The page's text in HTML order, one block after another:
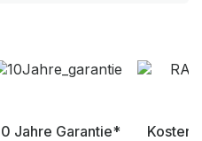
Jahre Garantie*